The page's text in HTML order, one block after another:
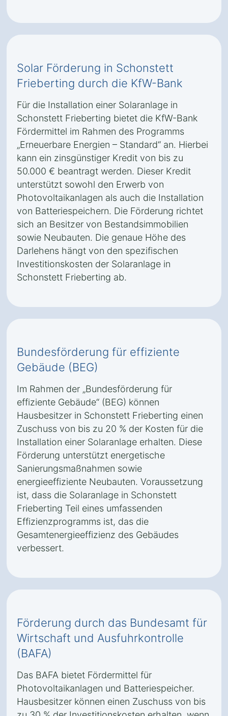
Solar Förderung in Schonstett
Frieberting durch die KfW-Bank
Für die Installation einer Solaranlage in
Schonstett Frieberting bietet die KfW-Bank
Fördermittel im Rahmen des Programms
„Erneuerbare Energien – Standard“ an. Hierbei
kann ein zinsgünstiger Kredit von bis zu
50.000 € beantragt werden. Dieser Kredit
unterstützt sowohl den Erwerb von
Photovoltaikanlagen als auch die Installation
von Batteriespeichern. Die Förderung richtet
sich an Besitzer von Bestandsimmobilien
sowie Neubauten. Die genaue Höhe des
Darlehens hängt von den spezifischen
Investitionskosten der Solaranlage in
Schonstett Frieberting ab.
Bundesförderung für effiziente
Gebäude (BEG)
Im Rahmen der „Bundesförderung für
effiziente Gebäude“ (BEG) können
Hausbesitzer in Schonstett Frieberting einen
Zuschuss von bis zu 20 % der Kosten für die
Installation einer Solaranlage erhalten. Diese
Förderung unterstützt energetische
Sanierungsmaßnahmen sowie
energieeffiziente Neubauten. Voraussetzung
ist, dass die Solaranlage in Schonstett
Frieberting Teil eines umfassenden
Effizienzprogramms ist, das die
Gesamtenergieeffizienz des Gebäudes
verbessert.
Förderung durch das Bundesamt für
Wirtschaft und Ausfuhrkontrolle
(BAFA)
Das BAFA bietet Fördermittel für
Photovoltaikanlagen und Batteriespeicher.
Hausbesitzer können einen Zuschuss von bis